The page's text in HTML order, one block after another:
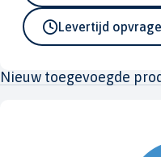
Levertijd
Nieuw toegevoegde